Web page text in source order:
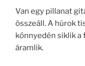
Van egy pillanat
összeáll. A húrok
könnyedén siklik a
áramlik.